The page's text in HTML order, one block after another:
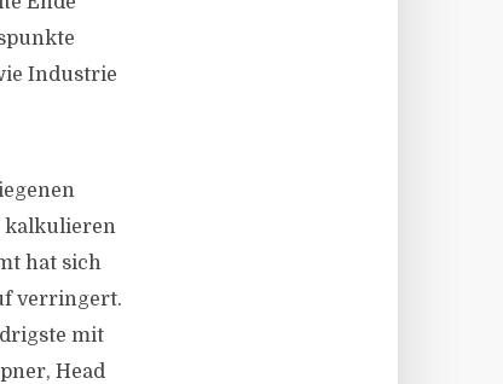
Industrie
kalkulieren
hat sich
verringert.
mit
Head